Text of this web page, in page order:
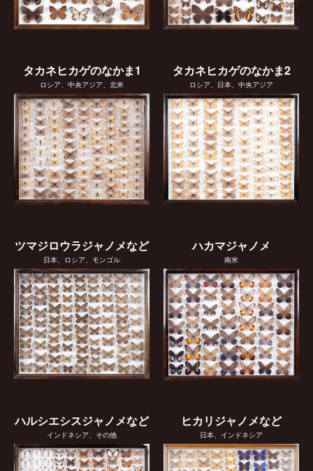
タカネヒカゲのなかま1
ロシア、中央アジア、北米
タカネヒカゲのなかま2
ロシア、日本、中央アジア
ツマジロウラジャノメなど
日本、ロシア、モンゴル
ハカマジャノメ
南米
ハルシエシスジャノメなど
インドネシア、その他
ヒカリジャノメなど
日本、インドネシア